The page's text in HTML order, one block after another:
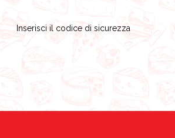
Inserisci il codice di sicurezza